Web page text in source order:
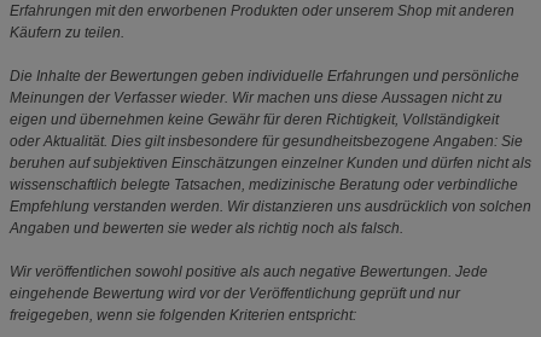
Erfahrungen mit den erworbenen Produkten oder unserem Shop mit anderen
Käufern zu teilen.
Die Inhalte der Bewertungen geben individuelle Erfahrungen und persönliche
Meinungen der Verfasser wieder. Wir machen uns diese Aussagen nicht zu
eigen und übernehmen keine Gewähr für deren Richtigkeit, Vollständigkeit
oder Aktualität. Dies gilt insbesondere für gesundheitsbezogene Angaben: Sie
beruhen auf subjektiven Einschätzungen einzelner Kunden und dürfen nicht als
wissenschaftlich belegte Tatsachen, medizinische Beratung oder verbindliche
Empfehlung verstanden werden. Wir distanzieren uns ausdrücklich von solchen
Angaben und bewerten sie weder als richtig noch als falsch.
Wir veröffentlichen sowohl positive als auch negative Bewertungen. Jede
eingehende Bewertung wird vor der Veröffentlichung geprüft und nur
freigegeben, wenn sie folgenden Kriterien entspricht: